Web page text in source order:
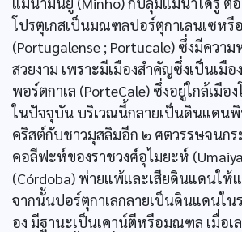
โปรตุเกสเป็นมณฑลปอร์ตุกาเลนเซหรื
(Portugalense ; Portucale) ซึ่งมีควา
สวยงาม เพราะมีเมืองสำคัญซึ่งเป็นเมือ
พอร์ตกาเล (PorteCale) ซึ่งอยู่ใกล้เมือ
ในปัจจุบัน บริเวณนี้กลายเป็นดินแดน
คริสต์กับชาวมุสลิมอีก ๒ ศตวรรษจนก
คอลีฟะห์ของราชวงศ์อุไมยะห์
(Córdoba) พ่ายแพ้และเสียดินแดนให้
จากนั้นปอร์ตุกาเลกลายเป็นดินแดนใน
อง มีฐานะเป็นเคาน์ตีหรือมณฑล เมื่อ